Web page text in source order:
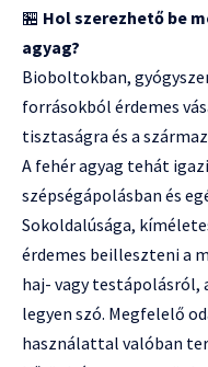
🏪 Hol szerezhető be
agyag?
Bioboltokban,
forrásokból érdemes
tisztaságra és a
A fehér agyag tehát
szépségápolásban és
Sokoldalúsága,
érdemes beilleszteni a
haj- vagy
legyen szó. Megfelelő
használattal valóban